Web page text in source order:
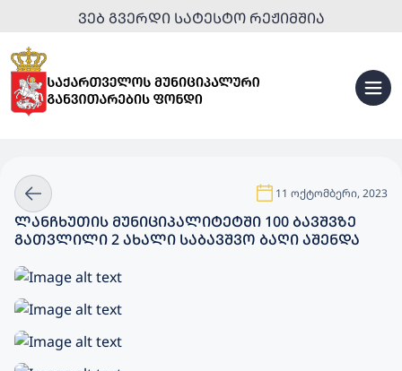
ᲕᲔᲑ ᲒᲕᲔᲠᲓᲘ ᲡᲐᲢᲔᲡᲢᲝ ᲠᲔᲟᲘᲛᲨᲘᲐ
11 ოქტომბერი, 2023
ᲚᲐᲜᲩᲮᲣᲗᲘᲡ ᲛᲣᲜᲘᲪᲘᲞᲐᲚᲘᲢᲔᲢᲨᲘ 100 ᲑᲐᲕᲨᲕᲖᲔ
ᲒᲐᲗᲕᲚᲘᲚᲘ 2 ᲐᲮᲐᲚᲘ ᲡᲐᲑᲐᲕᲨᲕᲝ ᲑᲐᲦᲘ ᲐᲨᲔᲜᲓᲐ